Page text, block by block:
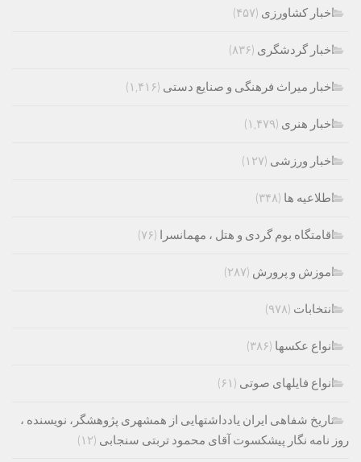
اخبار کشاورزی (۴۵۷)
اخبار گردشگری (۸۳۶)
اخبار میراث فرهنگی و صنایع دستی (۱,۴۱۶)
اخبار هنری (۱,۴۷۹)
اخبار ورزشی (۱۲۷)
اطلاعیه ها (۳۴۸)
اقامتگاه بوم گردی و هتل ، مهمانسرا (۷۶)
اموزش و پرورش (۲۸۷)
انتخابات (۹۷۸)
انواع عکسها (۳۸۶)
انواع فایلهای صوتی (۶۱)
تاریخ شفاهی ایران یادداشتهایی از همشهری پژوهشگر، نویسنده ،
روز نامه نگار پیشکسوت آقای محمود تربتی سنجابی (۱۲)